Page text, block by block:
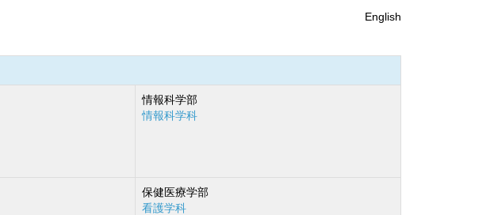
English
情報科学部
情報科学科
保健医療学部
看護学科